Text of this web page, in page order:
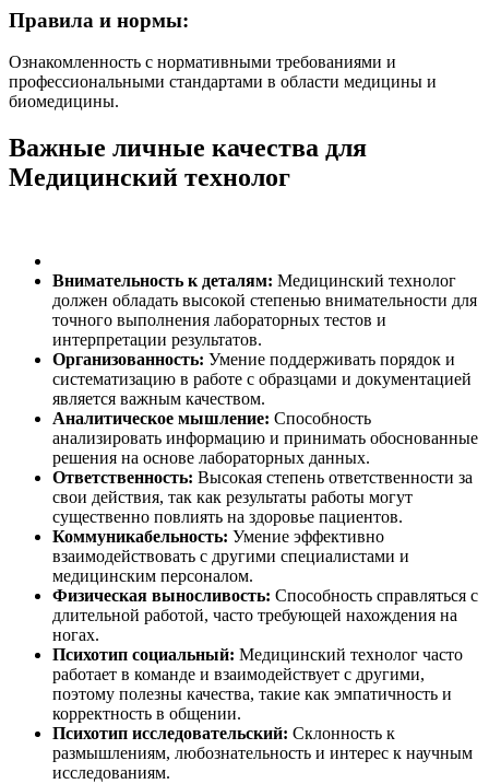
Правила и нормы:
Ознакомленность с нормативными требованиями и
профессиональными стандартами в области медицины и
биомедицины.
Важные личные качества для
Медицинский технолог
Внимательность к деталям: Медицинский технолог
должен обладать высокой степенью внимательности для
точного выполнения лабораторных тестов и
интерпретации результатов.
Организованность: Умение поддерживать порядок и
систематизацию в работе с образцами и документацией
является важным качеством.
Аналитическое мышление: Способность
анализировать информацию и принимать обоснованные
решения на основе лабораторных данных.
Ответственность: Высокая степень ответственности за
свои действия, так как результаты работы могут
существенно повлиять на здоровье пациентов.
Коммуникабельность: Умение эффективно
взаимодействовать с другими специалистами и
медицинским персоналом.
Физическая выносливость: Способность справляться с
длительной работой, часто требующей нахождения на
ногах.
Психотип социальный: Медицинский технолог часто
работает в команде и взаимодействует с другими,
поэтому полезны качества, такие как эмпатичность и
корректность в общении.
Психотип исследовательский: Склонность к
размышлениям, любознательность и интерес к научным
исследованиям.